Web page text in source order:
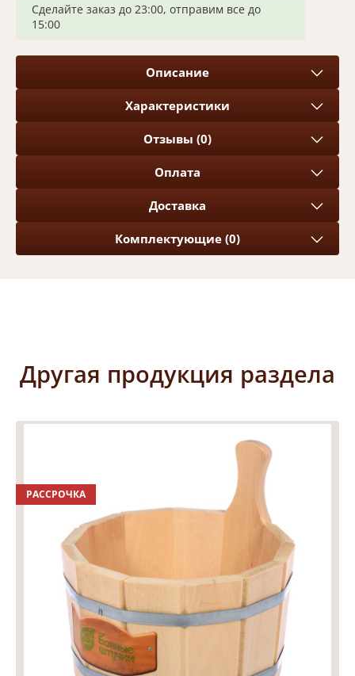
Сделайте заказ до 23:00, отправим все до
15:00
Описание
Характеристики
Отзывы (0)
Оплата
Доставка
Комплектующие (0)
Другая продукция раздела
РАССРОЧКА